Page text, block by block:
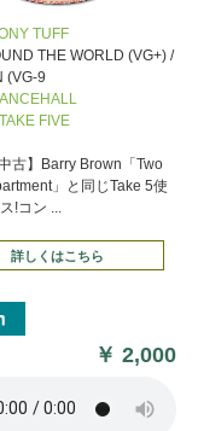
TUFF
THE WORLD (VG+) /
(VG-9
TAKE FIVE
古】Barry Brown「Two
」と同じTake 5使
!コン ...
詳しくはこちら
￥2,000